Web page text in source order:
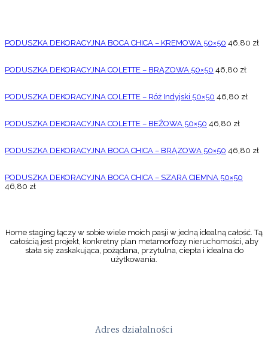
PODUSZKA DEKORACYJNA BOCA CHICA – KREMOWA 50×50 46,80 zł
PODUSZKA DEKORACYJNA COLETTE – BRĄZOWA 50×50 46,80 zł
PODUSZKA DEKORACYJNA COLETTE – Róż Indyjski 50×50 46,80 zł
PODUSZKA DEKORACYJNA COLETTE – BEŻOWA 50×50 46,80 zł
PODUSZKA DEKORACYJNA BOCA CHICA – BRĄZOWA 50×50 46,80 zł
PODUSZKA DEKORACYJNA BOCA CHICA – SZARA CIEMNA 50×50
46,80 zł
Home staging łączy w sobie wiele moich pasji w jedną idealną całość. Tą
całością jest projekt, konkretny plan metamorfozy nieruchomości, aby
stała się zaskakująca, pożądana, przytulna, ciepła i idealna do
użytkowania.
Adres działalności